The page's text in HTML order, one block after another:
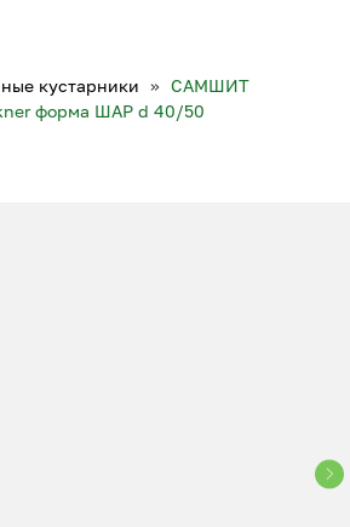
кустарники
САМШИТ
форма ШАР d 40/50